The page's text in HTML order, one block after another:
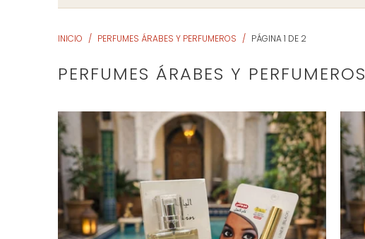
INICIO / PERFUMES ÁRABES Y PERFUMEROS / PÁGINA 1 DE 2
PERFUMES ÁRABES Y PERFUMEROS